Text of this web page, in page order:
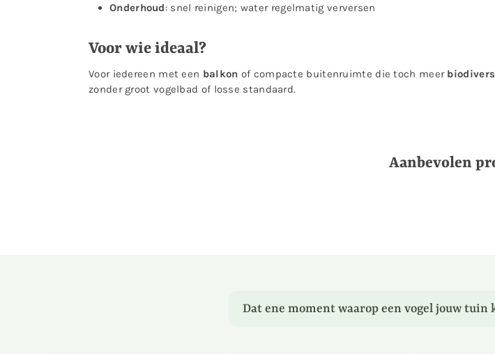
Onderhoud: snel reinigen; water regelmatig verversen
Voor wie ideaal?
Voor iedereen met een balkon of compacte buitenruimte die toch meer
zonder groot vogelbad of losse standaard.
Aanbevolen
Dat ene moment waarop een vogel jouw